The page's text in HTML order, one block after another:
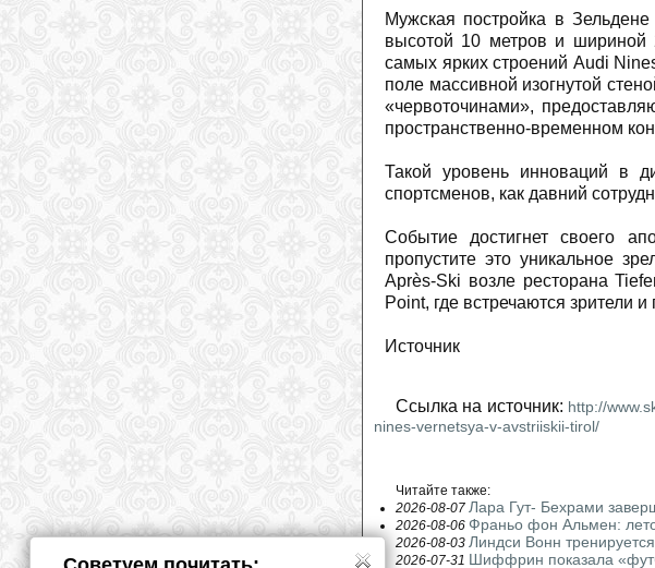
Мужская постройка в
высотой 10 метров и шириной
самых ярких строений Аudi
поле массивной изогнутой
«червоточинами»,
пространственно-временном
Такой уровень инноваций в
спортсменов, как давний
Событие достигнет своего
пропустите это уникальное
Après-Ski возле ресторана
Point, где встречаются зрители и
Источник
Ссылка на источник: http://
nines-vernetsya-v-avstriiskii-tirol/
Читайте также:
2026-08-07 Лара Гут- Бехрами
2026-08-06 Франьо фон Альмен:
2026-08-03 Линдси Вонн
2026-07-31 Шиффрин показала